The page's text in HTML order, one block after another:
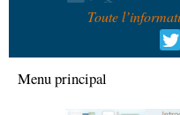
Toute
Menu principal